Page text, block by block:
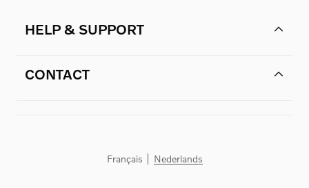
HELP & SUPPORT
CONTACT
Français Nederlands